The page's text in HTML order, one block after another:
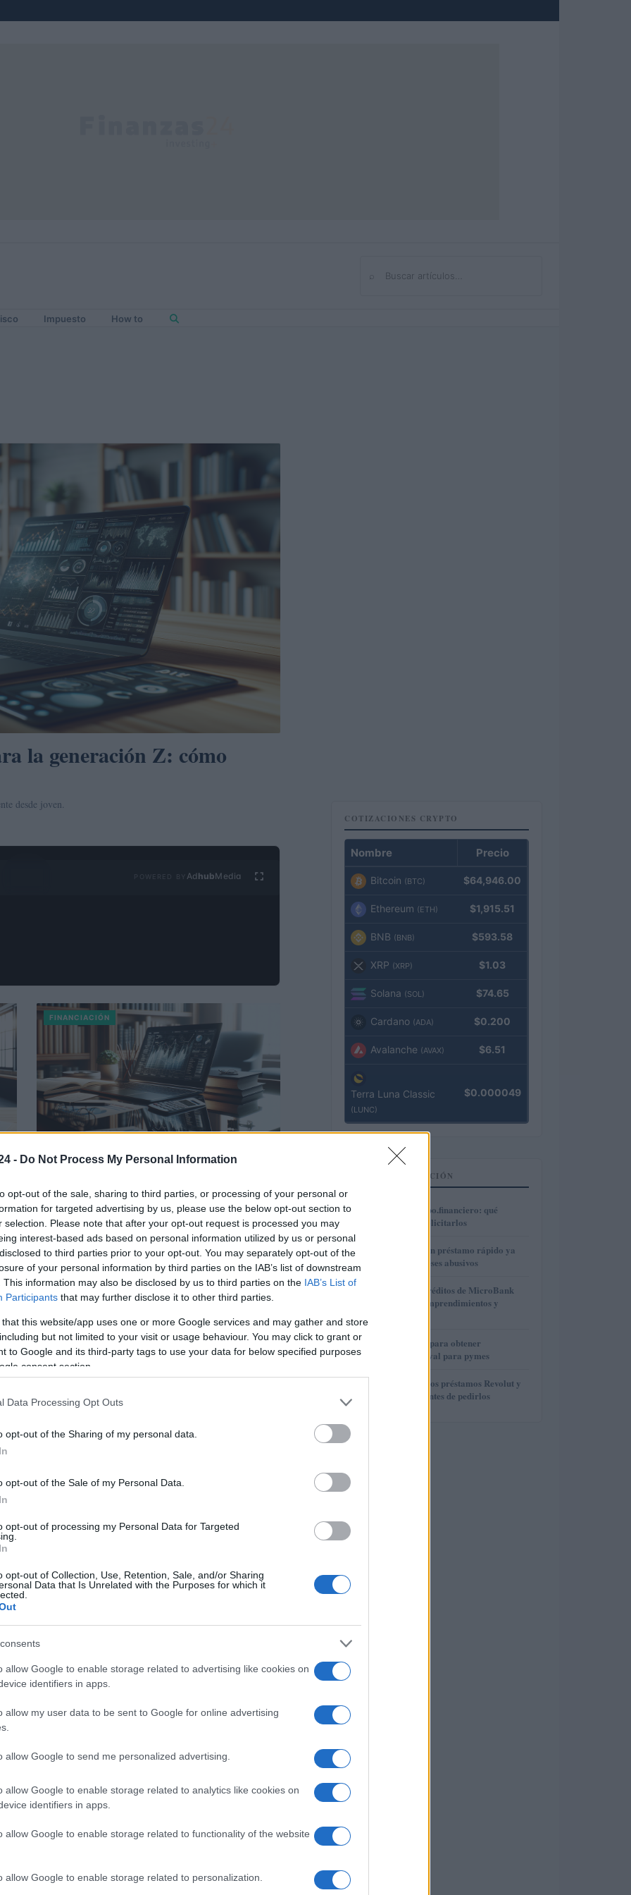
- Do Not Process My Personal Information
opt-out of the sale, sharing to third parties, or processing of your personal or
for targeted advertising by us, please use the below opt-out section to
selection. Please note that after your opt-out request is processed you may
interest-based ads based on personal information utilized by us or personal
to third parties prior to your opt-out. You may separately opt-out of the
of your personal information by third parties on the IAB’s list of downstream
This information may also be disclosed by us to third parties on the IAB’s List of
Participants that may further disclose it to other third parties.
that this website/app uses one or more Google services and may gather and store
but not limited to your visit or usage behaviour. You may click to grant or
to Google and its third-party tags to use your data for below specified purposes
consent section.
Data Processing Opt Outs
opt-out of the Sharing of my personal data.
opt-out of the Sale of my Personal Data.
opt-out of processing my Personal Data for Targeted
opt-out of Collection, Use, Retention, Sale, and/or Sharing
Data that Is Unrelated with the Purposes for which it
allow Google to enable storage related to advertising like cookies on
identifiers in apps.
allow my user data to be sent to Google for online advertising
allow Google to send me personalized advertising.
allow Google to enable storage related to analytics like cookies on
identifiers in apps.
allow Google to enable storage related to functionality of the website
allow Google to enable storage related to personalization.
Buscar
Impuesto How to
la generación Z: cómo
desde joven.
Ad hubMedia
FINANCIACIÓN
Finanzas e inversiones para la generación
Consejos prácticos para que la generación Z gestione sus
finanzas e invierta con éxito.
Consejo editorial · 22 Feb 2025
FINANCIACIÓN
Finanzas e inversiones para la generación
Z: un camino hacia la independencia
Descubre estrategias efectivas para que la generación Z
COTIZACIONES CRYPTO
Nombre Precio
Bitcoin (BTC) $64,946.00
Ethereum (ETH) $1,915.51
BNB (BNB) $593.58
XRP (XRP) $1.03
Solana (SOL) $74.65
Cardano (ADA) $0.200
Avalanche (AVAX) $6.51
Terra Luna Classic
(LUNC)
$0.000049
TOP EN FINANCIACIÓN
1
Préstamos en Kubo.financiero: qué
ofrecen y cómo solicitarlos
2
Cómo reclamar un préstamo rápido ya
pagado por intereses abusivos
3
Cómo los microcréditos de MicroBank
han potenciado emprendimientos y
4 Opciones y pasos para obtener
financiación sin aval para pymes
5
Cómo funcionan los préstamos Revolut y
qué debes saber antes de pedirlos